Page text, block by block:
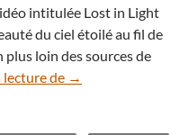
intitulée Lost in Light
du ciel étoilé au fil de
plus loin des sources de
de En vidéo : Lost in
→